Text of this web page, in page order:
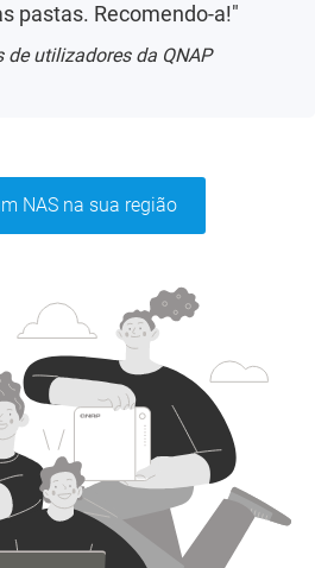
pastas. Recomendo-a!"
de utilizadores da QNAP
NAS na sua região